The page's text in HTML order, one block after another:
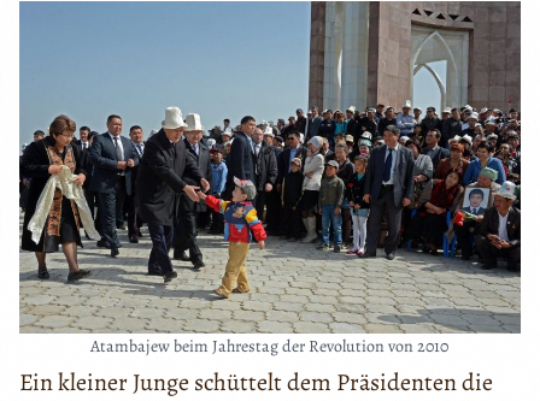
Atambajew beim Jahrestag der Revolution von 2010
Ein kleiner Junge schüttelt dem Präsidenten die